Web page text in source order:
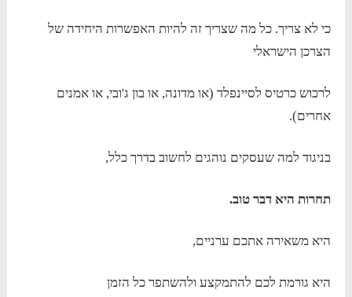
כי לא צריך. כל מה שצריך זה להיות האפשרות היחידה של
הצרכן הישראלי
לרכוש כרטיס לסיינפלד (או מדונה, או בון ג'ובי, או אמנים
אחרים).
בניגוד למה שעסקים נוהגים לחשוב בדרך כלל,
תחרות היא דבר טוב.
היא משאירה אתכם ערניים,
היא גורמת לכם להתמקצע ולהשתפר כל הזמן